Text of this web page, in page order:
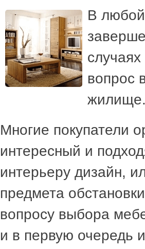
В
вопрос
жилище.
Многие покупатели
интересный и
интерьеру дизайн,
предмета
вопросу выбора
и в первую очередь